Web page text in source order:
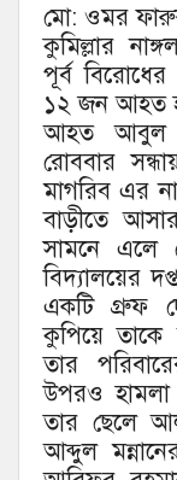
মো: ওমর
কুমিল্লার
পূর্ব
১২ জন আহত
আহত আবুল
রোববার
মাগরিব এর
বাড়ীতে
সামনে এলে
বিদ্যালয়ের
একটি গ্রুফ
কুপিয়ে
তার
উপরও হামলা
তার ছেলে
আব্দুল